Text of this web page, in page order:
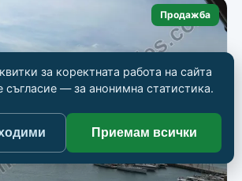
Продажба
за коректната работа на сайта
— за анонимна статистика.
Приемам всички